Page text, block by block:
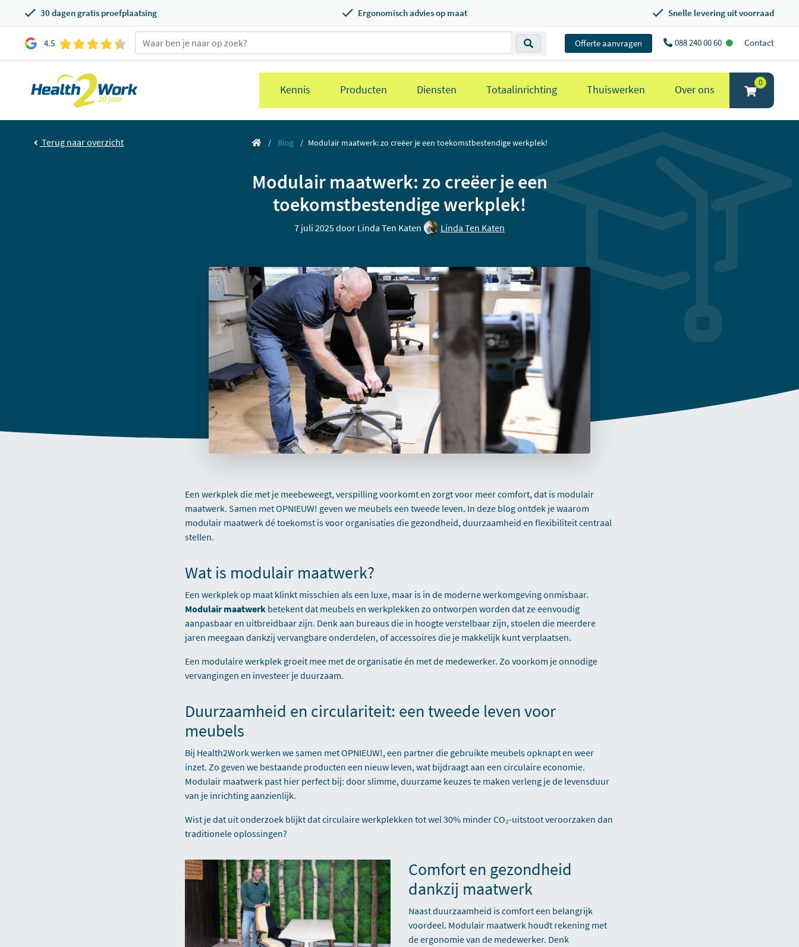
30 dagen gratis proefplaatsing Ergonomisch advies op maat Snelle levering uit voorraad
4.5 Offerte aanvragen 088 240 00 60 Contact
Kennis Producten Diensten Totaalinrichting Thuiswerken Over ons
0
Terug naar overzicht Blog Modulair maatwerk: zo creëer je een toekomstbestendige werkplek!
Modulair maatwerk: zo creëer je een
toekomstbestendige werkplek!
7 juli 2025 door Linda Ten Katen Linda Ten Katen
Een werkplek die met je meebeweegt, verspilling voorkomt en zorgt voor meer comfort, dat is modulair
maatwerk. Samen met OPNIEUW! geven we meubels een tweede leven. In deze blog ontdek je waarom
modulair maatwerk dé toekomst is voor organisaties die gezondheid, duurzaamheid en flexibiliteit centraal
stellen.
Wat is modulair maatwerk?
Een werkplek op maat klinkt misschien als een luxe, maar is in de moderne werkomgeving onmisbaar.
Modulair maatwerk betekent dat meubels en werkplekken zo ontworpen worden dat ze eenvoudig
aanpasbaar en uitbreidbaar zijn. Denk aan bureaus die in hoogte verstelbaar zijn, stoelen die meerdere
jaren meegaan dankzij vervangbare onderdelen, of accessoires die je makkelijk kunt verplaatsen.
Een modulaire werkplek groeit mee met de organisatie én met de medewerker. Zo voorkom je onnodige
vervangingen en investeer je duurzaam.
Duurzaamheid en circulariteit: een tweede leven voor
meubels
Bij Health2Work werken we samen met OPNIEUW!, een partner die gebruikte meubels opknapt en weer
inzet. Zo geven we bestaande producten een nieuw leven, wat bijdraagt aan een circulaire economie.
Modulair maatwerk past hier perfect bij: door slimme, duurzame keuzes te maken verleng je de levensduur
van je inrichting aanzienlijk.
Wist je dat uit onderzoek blijkt dat circulaire werkplekken tot wel 30% minder CO₂-uitstoot veroorzaken dan
traditionele oplossingen?
Comfort en gezondheid
dankzij maatwerk
Naast duurzaamheid is comfort een belangrijk
voordeel. Modulair maatwerk houdt rekening met
de ergonomie van de medewerker. Denk